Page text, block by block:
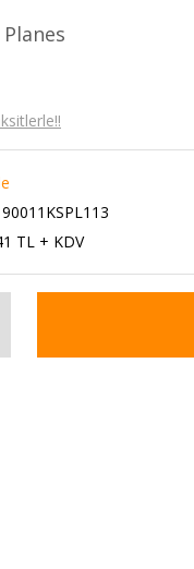
TL + KDV